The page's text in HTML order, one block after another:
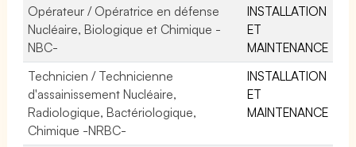
Opérateur / Opératrice en défense
Nucléaire, Biologique et Chimique -
NBC-
INSTALLATION
ET
MAINTENANCE
Technicien / Technicienne
d'assainissement Nucléaire,
Radiologique, Bactériologique,
Chimique -NRBC-
INSTALLATION
ET
MAINTENANCE